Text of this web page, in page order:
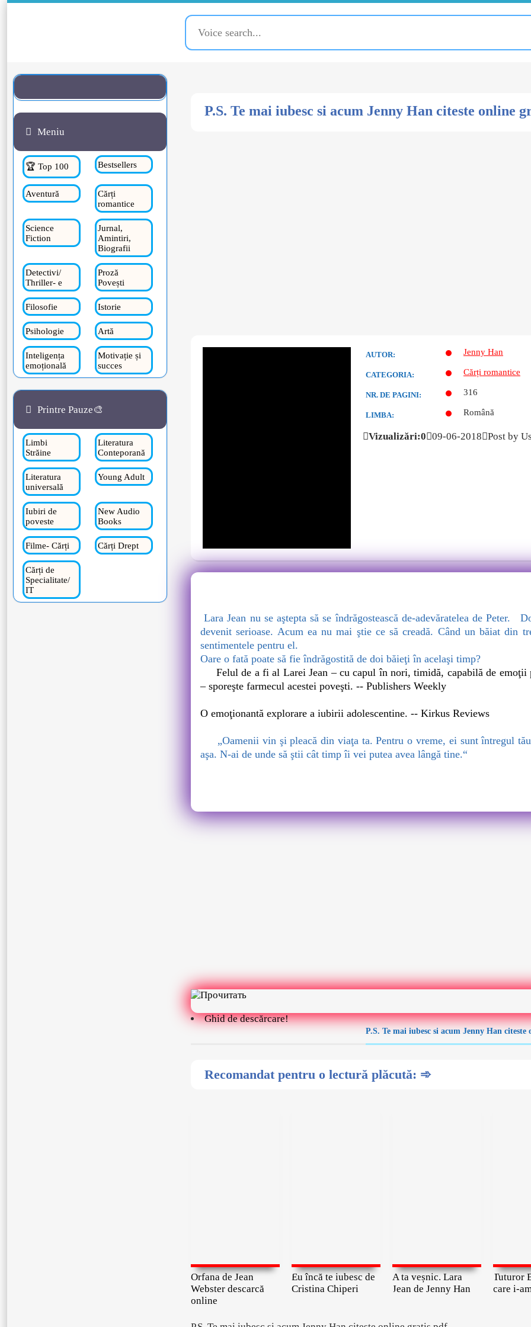
P.S. Te mai iubesc si acum Jenny Han citeste online
AUTOR: Jenny Han
CATEGORIA: Cărți romantice
NR. DE PAGINI: 316
LIMBA: Română
Vizualizări:0 09-06-2018 Post by
Lara Jean nu se aştepta să se îndrăgostească de-adevăratelea de Peter.
devenit serioase. Acum ea nu mai ştie ce să creadă. Când un băiat din
sentimentele pentru el.
Oare o fată poate să fie îndrăgostită de doi băieţi în acelaşi timp?
Felul de a fi al Larei Jean – cu capul în nori, timidă, capabilă de emoţii
– sporeşte farmecul acestei poveşti. -- Publishers Weekly
O emoţionantă explorare a iubirii adolescentine. -- Kirkus Reviews
„Oamenii vin şi pleacă din viaţa ta. Pentru o vreme, ei sunt întregul
aşa. N-ai de unde să ştii cât timp îi vei putea avea lângă tine.“
Ghid de descărcare!
P.S. Te mai iubesc si acum Jenny Han
Recomandat pentru o lectură plăcută: ➾
Orfana de Jean
Webster descarcă
online
Eu încă te iubesc de
Cristina Chiperi
A ta veșnic. Lara
Jean de Jenny Han
Tuturor
care i-
Meniu
🏆 Top 100 Bestsellers
Aventură
Cărți
romantice
Science
Fiction
Jurnal,
Amintiri,
Biografii
Detectivi/
Thriller- e
Proză
Povești
Filosofie Istorie
Psihologie Artă
Inteligența
emoțională
Motivație și
succes
Printre Pauze🎨
Limbi
Străine
Literatura
Conteporană
Literatura
universală
Young Adult
Iubiri de
poveste
New Audio
Books
Filme- Cărți Cărți Drept
Cărți de
Specialitate/
IT